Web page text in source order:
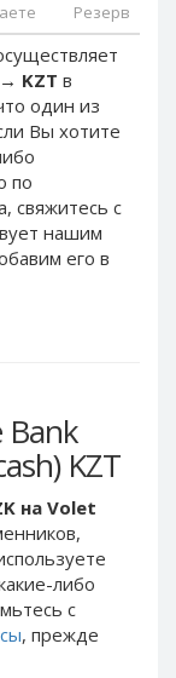
Резерв
→ KZT в
один из
Вы хотите
по
свяжитесь с
нашим
его в
KZT
на Volet
либо
с
, прежде
SEK
CHF
MYR
WMZ
WMR
WME
WMU
WMK
EUR
INR
PLN
GBP
AUD
NOK